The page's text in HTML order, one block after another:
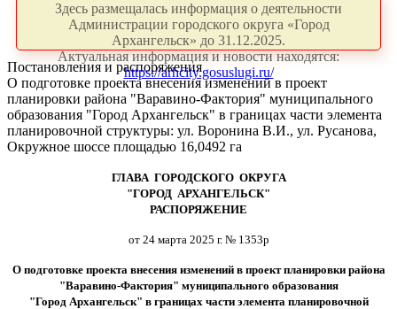
Здесь размещалась информация о деятельности
Администрации городского округа «Город
Архангельск» до 31.12.2025.
Актуальная информация и новости находятся:
https://arhcity.gosuslugi.ru/
Постановления и распоряжения
О подготовке проекта внесения изменений в проект
планировки района "Варавино-Фактория" муниципального
образования "Город Архангельск" в границах части элемента
планировочной структуры: ул. Воронина В.И., ул. Русанова,
Окружное шоссе площадью 16,0492 га
ГЛАВА ГОРОДСКОГО ОКРУГА
"ГОРОД АРХАНГЕЛЬСК"
РАСПОРЯЖЕНИЕ
от 24 марта 2025 г. № 1353р
О подготовке проекта внесения изменений в проект планировки района
"Варавино-Фактория" муниципального образования
"Город Архангельск" в границах части элемента планировочной